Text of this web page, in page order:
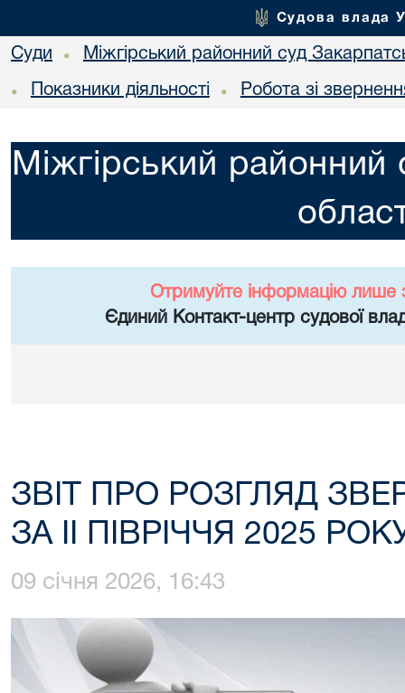
Судова влада
Суди • Міжгірський районний суд
• Показники діяльності • Робота зі
Міжгірський районний
Отримуйте інформацію лише
Єдиний Контакт-центр судової
ЗВІТ ПРО РОЗГЛЯД
ЗА ІІ ПІВРІЧЧЯ 2025
09 січня 2026, 16:43